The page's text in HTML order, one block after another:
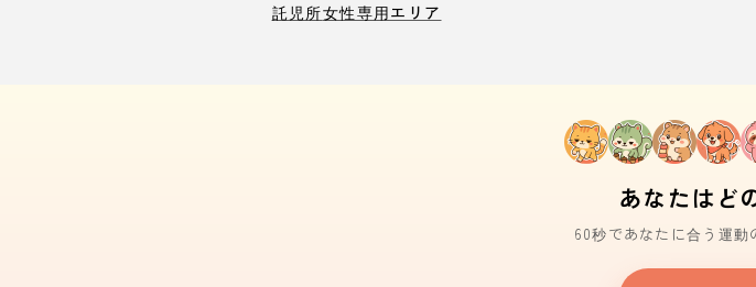
託児所女性専用エリア
あなたはど
60秒であなたに合う運